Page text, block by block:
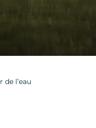
de l’eau